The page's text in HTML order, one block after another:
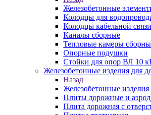
Железобетонные
Колодцы для
Колодцы кабельной связи
Каналы сборные
Тепловые камеры
Опорные подушки
Стойки для опор ВЛ 10
Железобетонные изделия для
Назад
Железобетонные изделия
Плиты дорожные и
Плита дорожная с